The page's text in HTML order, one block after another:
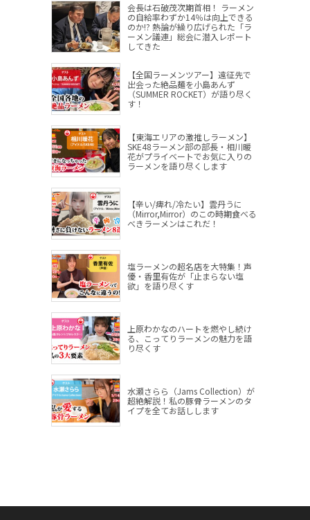
会長は石破茂次期首相！ ラーメン
の自給率わずか14％は向上できる
のか!? 熱論が繰り広げられた「ラ
ーメン議連」総会に潜入レポート
してきた
【全国ラーメンツアー】遠征先で
出会った絶品麺を小島あんず
（SUMMER ROCKET）が語り尽く
す！
【東海エリアの激推しラーメン】
SKE48ラーメン部の部長・相川暖
花がプライベートでお気に入りの
ラーメンを語り尽くします
【辛い/痺れ/冷たい】雲丹うに
（Mirror,Mirror）のこの時期食べる
べきラーメンはこれだ！
塩ラーメンの超名店を大特集！声
優・香里有佐が「止まらない塩
欲」を語り尽くす
上原わかなのハートを燃やし続け
る、こってりラーメンの魅力を語
り尽くす
水瀬さらら（Jams Collection）が
超絶解説！私の豚骨ラーメンのタ
イプを全てお話しします